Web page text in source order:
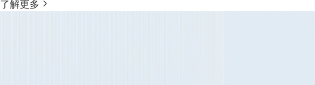
了解更多